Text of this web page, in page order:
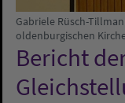
Gabriele Rüsch-
oldenburgischen
Bericht